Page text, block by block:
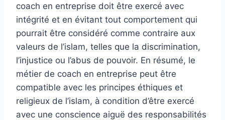
coach en entreprise doit être exercé avec
intégrité et en évitant tout comportement qui
pourrait être considéré comme contraire aux
valeurs de l’islam, telles que la discrimination,
l’injustice ou l’abus de pouvoir. En résumé, le
métier de coach en entreprise peut être
compatible avec les principes éthiques et
religieux de l’islam, à condition d’être exercé
avec une conscience aiguë des responsabilités